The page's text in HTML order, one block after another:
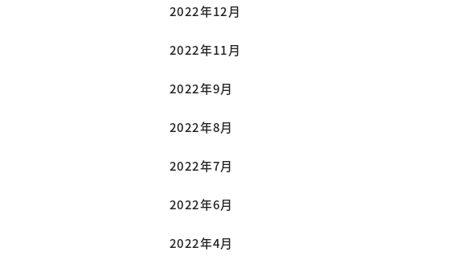
2022年12月
2022年11月
2022年9月
2022年8月
2022年7月
2022年6月
2022年4月